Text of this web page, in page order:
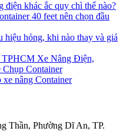
khác ắc quy chì thế nào?
40 feet nên chọn đầu
hiệu hỏng, khi nào thay và giá
TPHCM Xe Nâng Điện,
Container
xe nâng Container
Thần, Phường Dĩ An, TP.